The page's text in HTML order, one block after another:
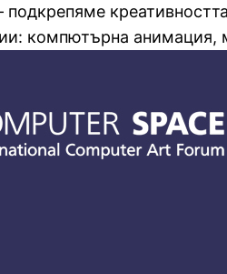
компютърна